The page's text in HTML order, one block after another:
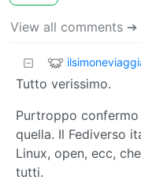
View all comments ➔
Tutto verissimo.
Purtroppo confermo
quella. Il Fediverso
Linux, open, ecc,
tutti.